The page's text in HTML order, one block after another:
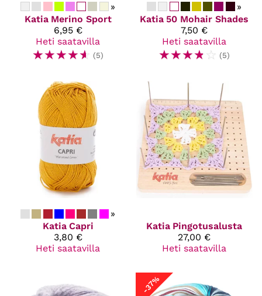
»
Katia Merino Sport
6,95 €
Heti saatavilla
☆☆☆☆☆ (5)
»
Katia 50 Mohair Shades
7,50 €
Heti saatavilla
☆☆☆☆ ☆ (5)
»
Katia Capri
3,80 €
Heti saatavilla
Katia Pingotusalusta
27,00 €
Heti saatavilla
-37%